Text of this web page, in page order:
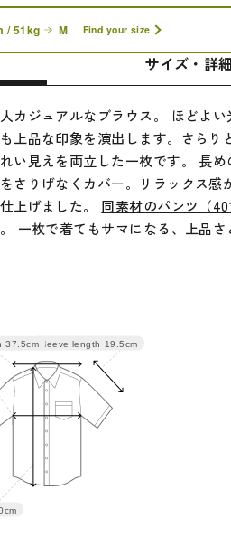
/ 51kg M Find your size
サイズ・詳細
カジュアルなブラウス。 ほどよ
上品な印象を演出します。さらり
い見えを両立した一枚です。 長
さりげなくカバー。リラックス感
上げました。 同素材のパンツ（
一枚で着てもサマになる、上品
バスト
112.5
118.5
Sleeve length 19.5cm
37.5cm